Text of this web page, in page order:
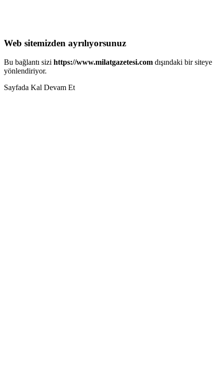
Web sitemizden ayrılıyorsunuz
Bu bağlantı sizi https://www.milatgazetesi.com dışındaki bir siteye
yönlendiriyor.
Sayfada Kal Devam Et